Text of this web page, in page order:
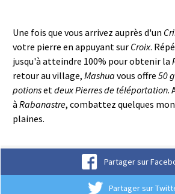
Une fois que vous arrivez auprès d'un
votre pierre en appuyant sur Croix.
jusqu'à atteindre 100% pour obtenir la
retour au village, Mashua vous offre 50
potionsetdeux Pierres de téléportation.
à Rabanastre, combattez quelques
plaines.
Partager sur
Partager sur